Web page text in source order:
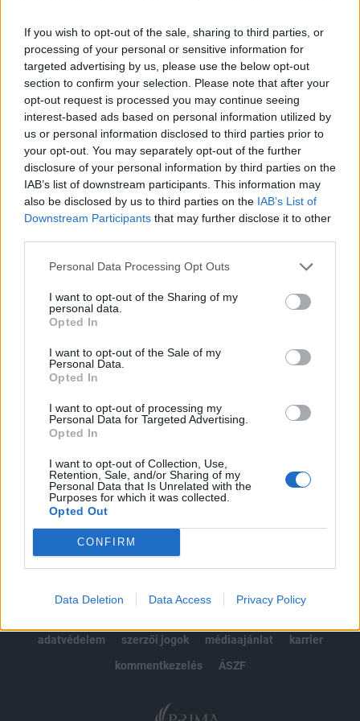
If you wish to opt-out of the sale, sharing to third parties, or
processing of your personal or sensitive information for
targeted advertising by us, please use the below opt-out
section to confirm your selection. Please note that after your
opt-out request is processed you may continue seeing
interest-based ads based on personal information utilized by
us or personal information disclosed to third parties prior to
your opt-out. You may separately opt-out of the further
disclosure of your personal information by third parties on the
IAB’s list of downstream participants. This information may
also be disclosed by us to third parties on the IAB’s List of
Downstream Participants that may further disclose it to other
Personal Data Processing Opt Outs
I want to opt-out of the Sharing of my
personal data.
Opted In
I want to opt-out of the Sale of my
Personal Data.
Opted In
I want to opt-out of processing my
Personal Data for Targeted Advertising.
Opted In
I want to opt-out of Collection, Use,
Retention, Sale, and/or Sharing of my
Personal Data that Is Unrelated with the
Purposes for which it was collected.
Opted Out
CONFIRM
Data Deletion Data Access Privacy Policy
A Budapesti Értéktőzsde mai tájékoztatása szerint a BILK
2018 június 14-én a tőzsdére bevezetett részvényei
tekintetében a tőzsdei kereskedés megkezdése iránti
kérelem benyújtására rendelkezésre álló határidőt - a BILK-
nek a határidő meghosszabbítására vonatkozó kérelmében
foglalt különös méltánylást érdemlő körülményekre
tekintettel - 2020. június 30-ig...
KEDVES OLVASÓNK!
regisztrációhoz kötött.
Az előfizetés a következőket tartalmazza:
Portfolio.hu teljes cikkarchívum
kötéslistái
Előfizetés
MÁR ELŐFIZETŐNK VAGY?BEJELENTKEZÉS
adatvédelem
szerzői jogok médiaajánlat
karrier
kommentkezelés
ÁSZF